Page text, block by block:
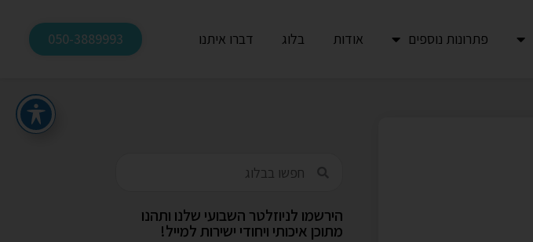
פתרונות נוספים אודות בלוג דברו איתנו 050-3889993
הירשמו לניוזלטר השבועי שלנו ותהנו
מתוכן איכותי ויחודי ישירות למייל!